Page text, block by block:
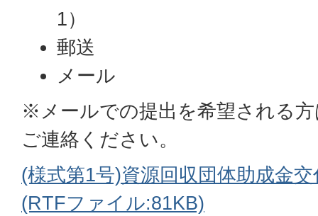
1）
郵送
メール
※メールでの提出を希望される
ご連絡ください。
(様式第1号)資源回収団体助成金
(RTFファイル:81KB)